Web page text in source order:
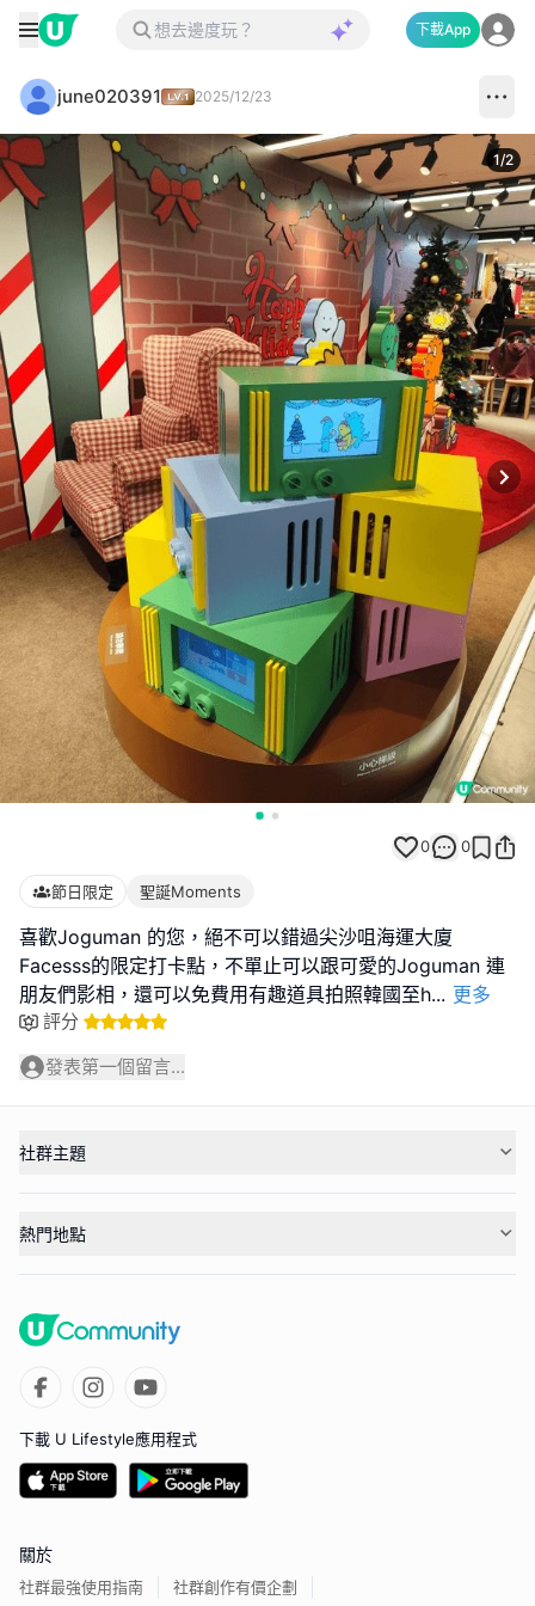
下載App
june020391 2025/12/23
1/2
0 0
節日限定 聖誕Moments
喜歡Joguman 的您，絕不可以錯過尖沙咀海運大廈
Facesss的限定打卡點，不單止可以跟可愛的Joguman 連
朋友們影相，還可以免費用有趣道具拍照韓國至h... 更多
評分
發表第一個留言...
社群主題
熱門地點
下載 U Lifestyle應用程式
關於
社群最強使用指南 社群創作有價企劃